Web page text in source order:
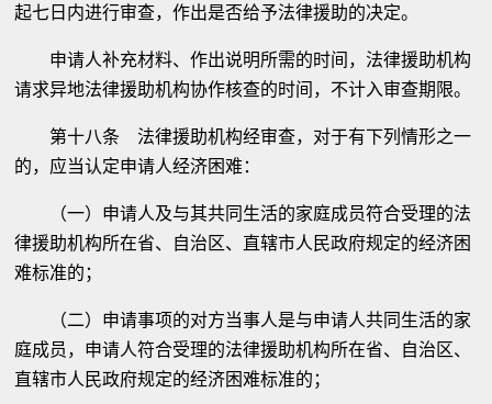
起七日内进行审查，作出是否给予法律援助的决定。
申请人补充材料、作出说明所需的时间，法律援助机构
请求异地法律援助机构协作核查的时间，不计入审查期限。
第十八条 法律援助机构经审查，对于有下列情形之一
的，应当认定申请人经济困难：
（一）申请人及与其共同生活的家庭成员符合受理的法
律援助机构所在省、自治区、直辖市人民政府规定的经济困
难标准的；
（二）申请事项的对方当事人是与申请人共同生活的家
庭成员，申请人符合受理的法律援助机构所在省、自治区、
直辖市人民政府规定的经济困难标准的；